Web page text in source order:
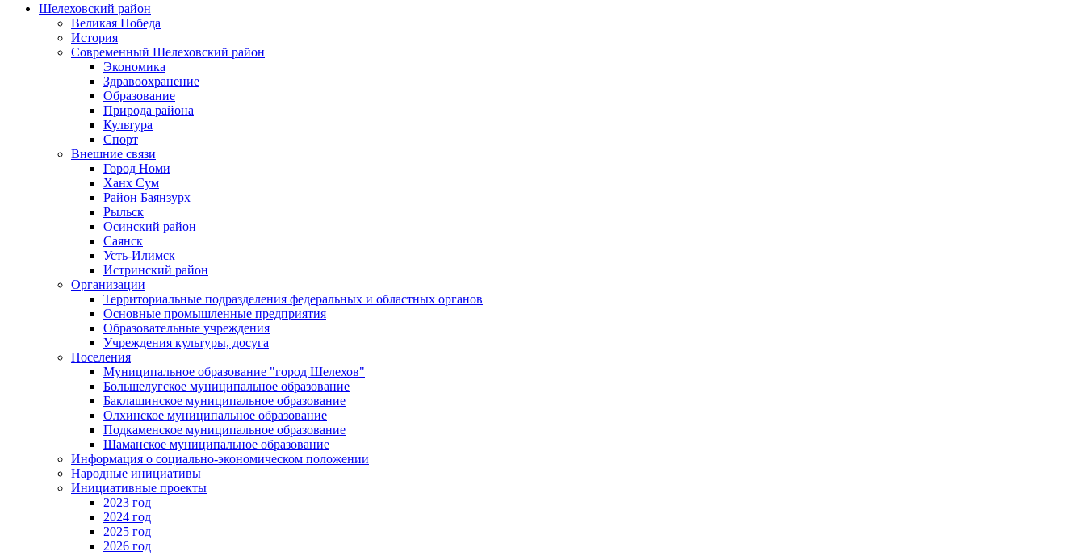
Шелеховский район
Великая Победа
История
Современный Шелеховский район
Экономика
Здравоохранение
Образование
Природа района
Культура
Спорт
Внешние связи
Город Номи
Ханх Сум
Район Баянзурх
Рыльск
Осинский район
Саянск
Усть-Илимск
Истринский район
Организации
Территориальные подразделения федеральных и областных органов
Основные промышленные предприятия
Образовательные учреждения
Учреждения культуры, досуга
Поселения
Муниципальное образование "город Шелехов"
Большелугское муниципальное образование
Баклашинское муниципальное образование
Олхинское муниципальное образование
Подкаменское муниципальное образование
Шаманское муниципальное образование
Информация о социально-экономическом положении
Народные инициативы
Инициативные проекты
2023 год
2024 год
2025 год
2026 год